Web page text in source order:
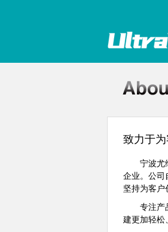
致力于
宁波尤维
企业。公司
坚持为客户
专注产品
建更加轻松